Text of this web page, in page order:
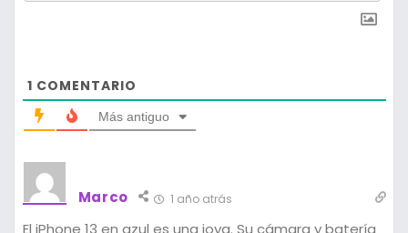
1 COMENTARIO
Más antiguo
Marco 1 año atrás
El iPhone 13 en azul es una joya. Su cámara y batería